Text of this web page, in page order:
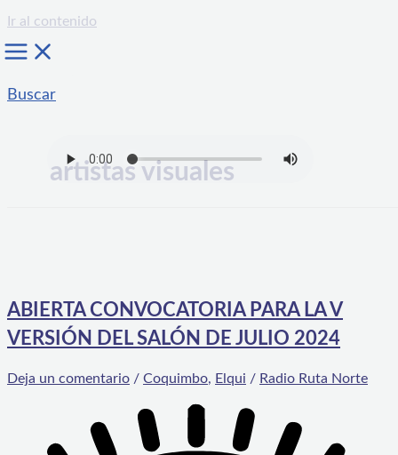
Ir al contenido
Buscar
artistas visuales
ABIERTA CONVOCATORIA PARA LA V
VERSIÓN DEL SALÓN DE JULIO 2024
Deja un comentario / Coquimbo, Elqui / Radio Ruta Norte